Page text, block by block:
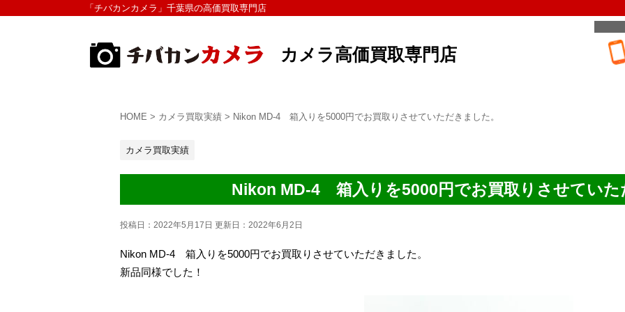
「チバカンカメラ」千葉県の高価買取専門店
カメラ高価買取専門店
HOME > カメラ買取実績 > Nikon MD-4 箱入りを5000円でお買取りさせていただきました。
カメラ買取実績
Nikon MD-4 箱入りを5000円でお買取りさせていた
投稿日：2022年5月17日 更新日： 2022年6月2日
Nikon MD-4 箱入りを5000円でお買取りさせていただきました。
新品同様でした！